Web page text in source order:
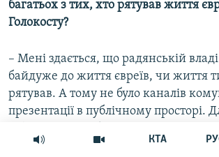
КТА
багатьох з тих, хто рятував життя
Голокосту?
– Мені здається, що радянській
байдуже до життя євреїв, чи життя
рятував. А тому не було каналів
презентації в публічному просторі.
ніде було проговорити, усвідомити,